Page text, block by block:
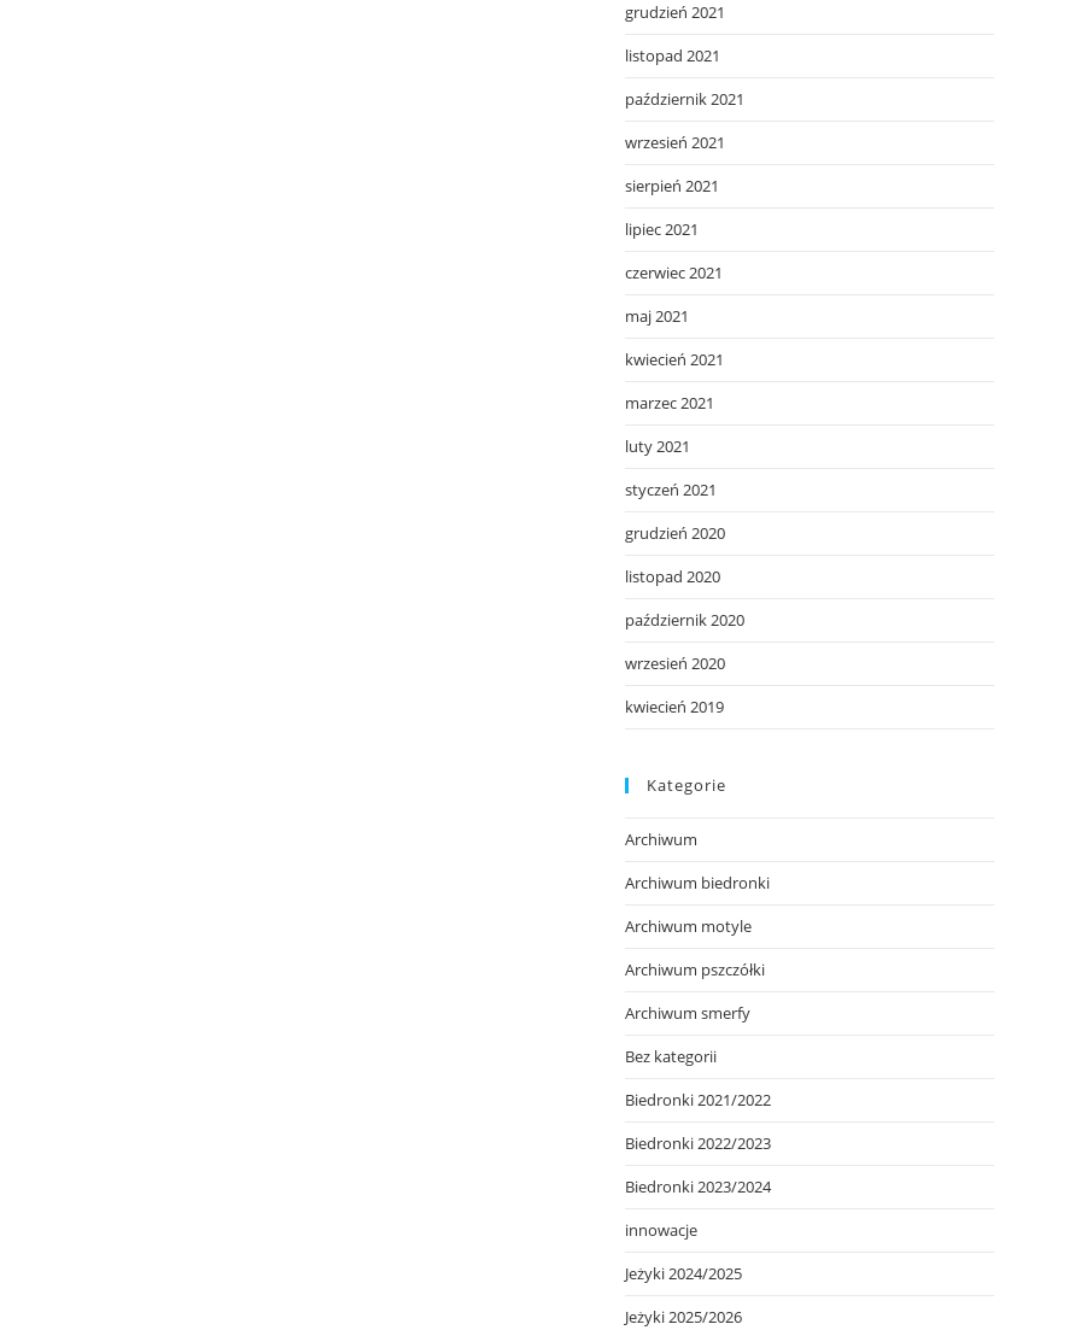
grudzień 2021
listopad 2021
październik 2021
wrzesień 2021
sierpień 2021
lipiec 2021
czerwiec 2021
maj 2021
kwiecień 2021
marzec 2021
luty 2021
styczeń 2021
grudzień 2020
listopad 2020
październik 2020
wrzesień 2020
kwiecień 2019
Kategorie
Archiwum
Archiwum biedronki
Archiwum motyle
Archiwum pszczółki
Archiwum smerfy
Bez kategorii
Biedronki 2021/2022
Biedronki 2022/2023
Biedronki 2023/2024
innowacje
Jeżyki 2024/2025
Jeżyki 2025/2026